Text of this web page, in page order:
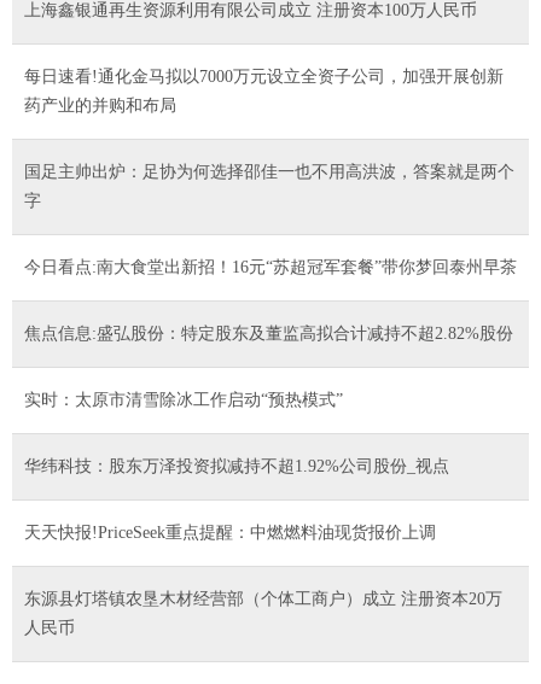
上海鑫银通再生资源利用有限公司成立 注册资本100万人民币
每日速看!通化金马拟以7000万元设立全资子公司，加强开展创新
药产业的并购和布局
国足主帅出炉：足协为何选择邵佳一也不用高洪波，答案就是两个
字
今日看点:南大食堂出新招！16元“苏超冠军套餐”带你梦回泰州早茶
焦点信息:盛弘股份：特定股东及董监高拟合计减持不超2.82%股份
实时：太原市清雪除冰工作启动“预热模式”
华纬科技：股东万泽投资拟减持不超1.92%公司股份_视点
天天快报!PriceSeek重点提醒：中燃燃料油现货报价上调
东源县灯塔镇农垦木材经营部（个体工商户）成立 注册资本20万
人民币